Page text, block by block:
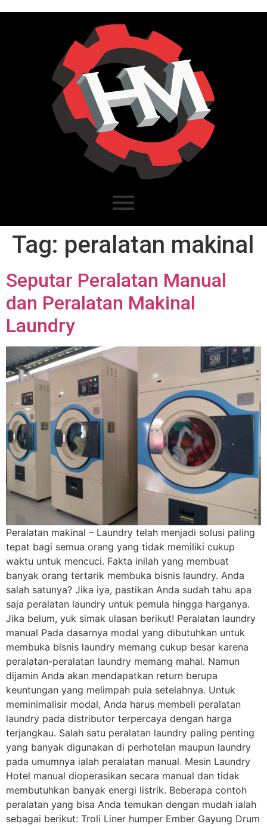
Tag: peralatan makinal
Seputar Peralatan Manual
dan Peralatan Makinal
Laundry
Peralatan makinal – Laundry telah menjadi solusi paling
tepat bagi semua orang yang tidak memiliki cukup
waktu untuk mencuci. Fakta inilah yang membuat
banyak orang tertarik membuka bisnis laundry. Anda
salah satunya? Jika iya, pastikan Anda sudah tahu apa
saja peralatan laundry untuk pemula hingga harganya.
Jika belum, yuk simak ulasan berikut! Peralatan laundry
manual Pada dasarnya modal yang dibutuhkan untuk
membuka bisnis laundry memang cukup besar karena
peralatan-peralatan laundry memang mahal. Namun
dijamin Anda akan mendapatkan return berupa
keuntungan yang melimpah pula setelahnya. Untuk
meminimalisir modal, Anda harus membeli peralatan
laundry pada distributor terpercaya dengan harga
terjangkau. Salah satu peralatan laundry paling penting
yang banyak digunakan di perhotelan maupun laundry
pada umumnya ialah peralatan manual. Mesin Laundry
Hotel manual dioperasikan secara manual dan tidak
membutuhkan banyak energi listrik. Beberapa contoh
peralatan yang bisa Anda temukan dengan mudah ialah
sebagai berikut: Troli Liner humper Ember Gayung Drum